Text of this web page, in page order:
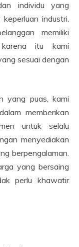
individu yang
industri.
memiliki
itu kami
sesuai dengan
yang puas, kami
memberikan
untuk selalu
menyediakan
berpengalaman.
yang bersaing
perlu khawatir